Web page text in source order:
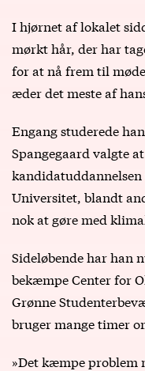
I hjørnet af lokalet
mørkt hår, der har
for at nå frem til
æder det meste af
Engang studerede
Spangegaard valgte
kandidatuddannelsen
Universitet, blandt
nok at gøre med
Sideløbende har han
bekæmpe Center for
Grønne
bruger mange timer
»Det kæmpe problem